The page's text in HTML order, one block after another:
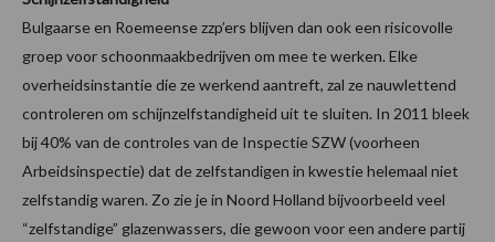
Bulgaarse en Roemeense zzp’ers blijven dan ook een risicovolle
groep voor schoonmaakbedrijven om mee te werken. Elke
overheidsinstantie die ze werkend aantreft, zal ze nauwlettend
controleren om schijnzelfstandigheid uit te sluiten. In 2011 bleek
bij 40% van de controles van de Inspectie SZW (voorheen
Arbeidsinspectie) dat de zelfstandigen in kwestie helemaal niet
zelfstandig waren. Zo zie je in Noord Holland bijvoorbeeld veel
“zelfstandige” glazenwassers, die gewoon voor een andere partij